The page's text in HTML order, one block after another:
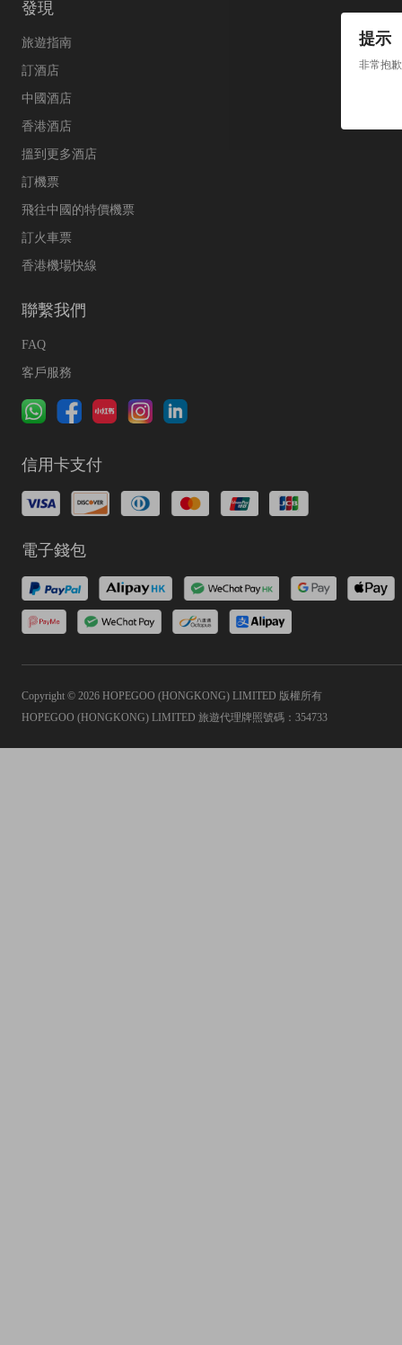
提示
非常抱
發現
旅遊指南
訂酒店
中國酒店
香港酒店
搵到更多酒店
訂機票
飛往中國的特價機票
訂火車票
香港機場快線
聯繫我們
FAQ
客戶服務
信用卡支付
電子錢包
Copyright © 2026 HOPEGOO (HONGKONG) LIMITED 版權所有
HOPEGOO (HONGKONG) LIMITED 旅遊代理牌照號碼：354733